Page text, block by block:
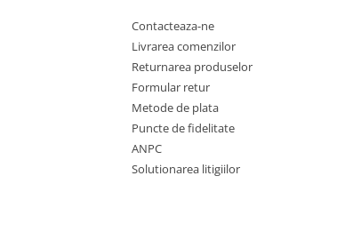
Contacteaza-ne
Livrarea comenzilor
Returnarea produselor
Formular retur
Metode de plata
Puncte de fidelitate
ANPC
Solutionarea litigiilor